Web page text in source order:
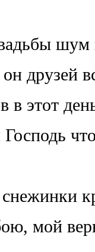
шум
друзей
этот
мой